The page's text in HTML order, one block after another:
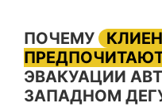
ПОЧЕМУ
ЭВАКУАЦИИ
ЗАПАДНОМ